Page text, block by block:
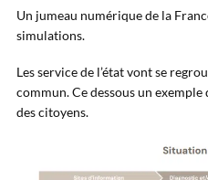
Un jumeau numérique de la
simulations.
Les service de l’état vont se
commun. Ce dessous un
des citoyens.